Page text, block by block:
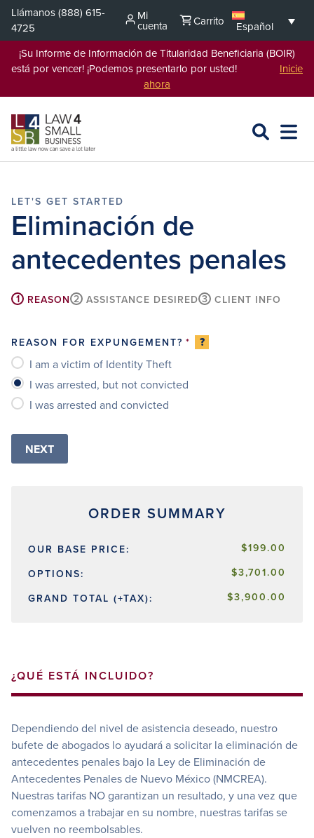
Saltar
contenido
Llámanos(888) 615-
4725
Mi
cuenta Carrito
Español
¡Su Informe de Información de Titularidad Beneficiaria (BOIR)
está por vencer! ¡Podemos presentarlo por usted! Inicie
ahora
BUSCAR
L4SB
ABRIR
Eliminación de
antecedentes penales
1 REASON 2 ASSISTANCE DESIRED 3 CLIENT INFO
REASON FOR EXPUNGEMENT? * ?
I am a victim of Identity Theft
I was arrested, but not convicted
I was arrested and convicted
OUR BASE PRICE:
$199.00
OPTIONS:
$3,701.00
GRAND TOTAL (+TAX):
$3,900.00
¿QUÉ ESTÁ INCLUIDO?
Dependiendo del nivel de asistencia deseado, nuestro
bufete de abogados lo ayudará a solicitar la eliminación de
antecedentes penales bajo la Ley de Eliminación de
Antecedentes Penales de Nuevo México (NMCREA).
Nuestras tarifas NO garantizan un resultado, y una vez que
comenzamos a trabajar en su nombre, nuestras tarifas se
vuelven no reembolsables.